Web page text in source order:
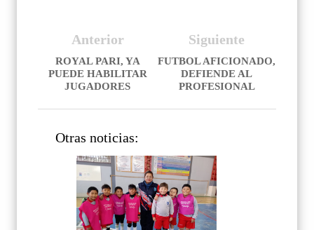
Siguiente
FUTBOL AFICIONADO,
DEFIENDE AL
PROFESIONAL
Anterior
ROYAL PARI, YA
PUEDE HABILITAR
JUGADORES
Otras noticias: